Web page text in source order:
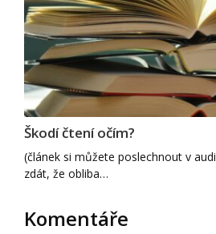
Škodí čtení očím?
(článek si můžete poslechnout v
zdát, že obliba…
Komentáře